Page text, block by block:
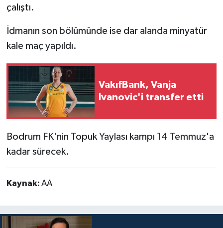
çalıştı.
İdmanın son bölümünde ise dar alanda minyatür
kale maç yapıldı.
VakıfBank, Vanja
Ivanovic'i transfer etti
Bodrum FK'nin Topuk Yaylası kampı 14 Temmuz'a
kadar sürecek.
Kaynak: AA